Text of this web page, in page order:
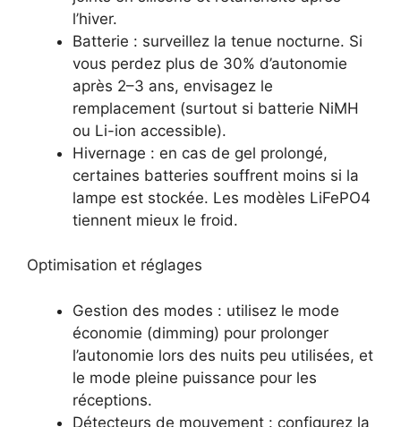
l’hiver.
Batterie : surveillez la tenue nocturne. Si
vous perdez plus de 30% d’autonomie
après 2–3 ans, envisagez le
remplacement (surtout si batterie NiMH
ou Li-ion accessible).
Hivernage : en cas de gel prolongé,
certaines batteries souffrent moins si la
lampe est stockée. Les modèles LiFePO4
tiennent mieux le froid.
Optimisation et réglages
Gestion des modes : utilisez le mode
économie (dimming) pour prolonger
l’autonomie lors des nuits peu utilisées, et
le mode pleine puissance pour les
réceptions.
Détecteurs de mouvement : configurez la